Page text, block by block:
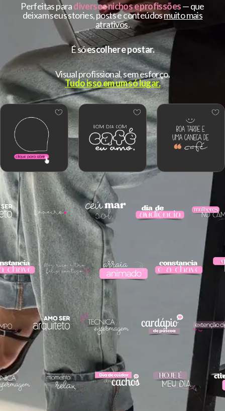
Perfeitas paradiversos nichos e profissões— que
deixam seus stories, posts e conteúdosmuito mais
atrativos.
É sóescolher e postar.
Visual profissional, sem esforço.
Tudo isso em um só lugar.